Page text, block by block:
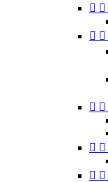
 
 
 
 
 